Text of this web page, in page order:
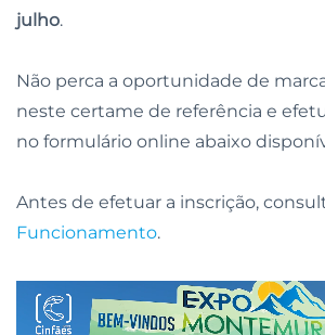
julho.
Não perca a oportunidade de
neste certame de referência e
no formulário online abaixo
Antes de efetuar a inscrição,
Funcionamento.